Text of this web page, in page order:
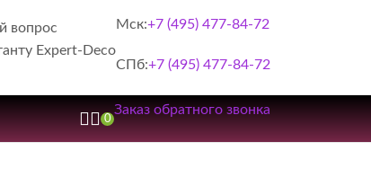
вопрос
Expert-Deco
Мск:+7 (495) 477-84-72
СПб:+7 (495) 477-84-72
0
Заказ обратного звонка